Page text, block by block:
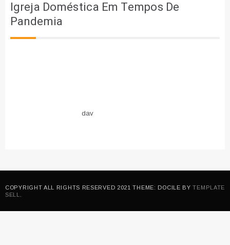
Igreja Doméstica Em Tempos De
Pandemia
dav
COPYRIGHT ALL RIGHTS RESERVED 2021 THEME: DOCILE BYTEMPLATE
SELL